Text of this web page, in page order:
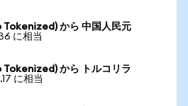
から 中国人民元
に相当
から トルコリラ
に相当